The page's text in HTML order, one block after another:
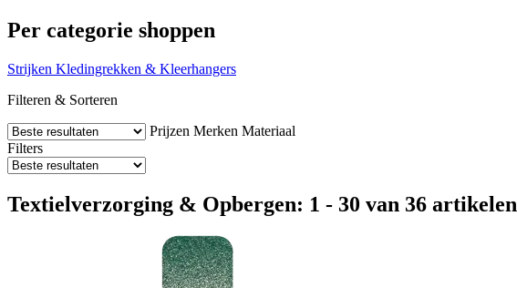
Per categorie shoppen
Strijken Kledingrekken & Kleerhangers
Filteren & Sorteren
Prijzen Merken Materiaal
Filters
Textielverzorging & Opbergen: 1 - 30 van 36 artikelen